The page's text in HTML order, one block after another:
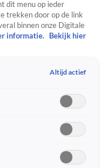
dit menu op ieder
trekken door op de link
binnen onze Digitale
informatie.
Bekijk hier
Altijd actief